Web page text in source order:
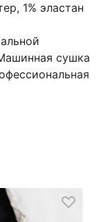
1% эластан
сушка